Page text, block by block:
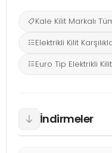
Kale Kilit Markalı
Elektrikli Kilit
Euro Tip Elektrikli Kilit
İndirmeler